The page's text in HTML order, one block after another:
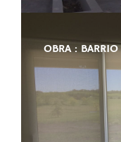
OBRA : BARRIO